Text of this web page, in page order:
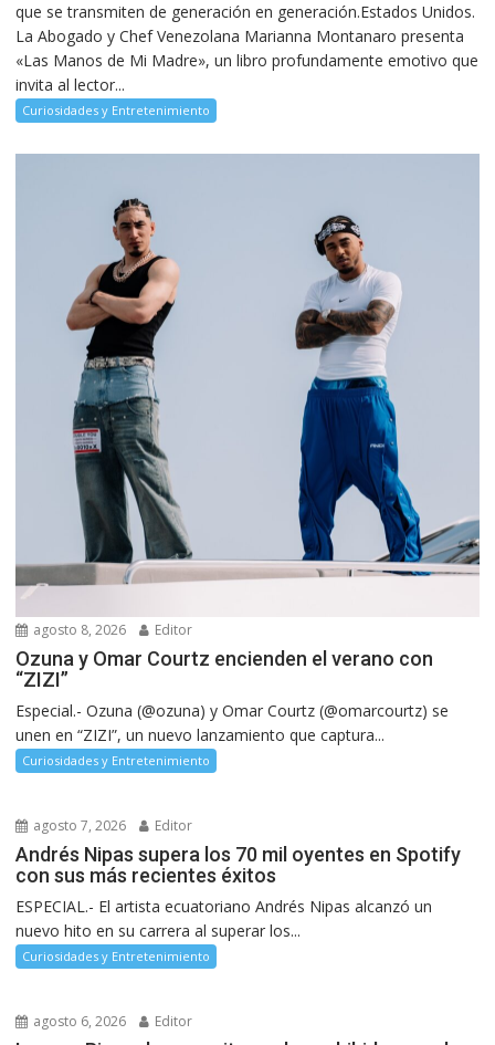
que se transmiten de generación en generación.Estados Unidos.
La Abogado y Chef Venezolana Marianna Montanaro presenta
«Las Manos de Mi Madre», un libro profundamente emotivo que
invita al lector...
Curiosidades y Entretenimiento
agosto 8, 2026 Editor
Ozuna y Omar Courtz encienden el verano con
“ZIZI”
Especial.- Ozuna (@ozuna) y Omar Courtz (@omarcourtz) se
unen en “ZIZI”, un nuevo lanzamiento que captura...
Curiosidades y Entretenimiento
agosto 7, 2026 Editor
Andrés Nipas supera los 70 mil oyentes en Spotify
con sus más recientes éxitos
ESPECIAL.- El artista ecuatoriano Andrés Nipas alcanzó un
nuevo hito en su carrera al superar los...
Curiosidades y Entretenimiento
agosto 6, 2026 Editor